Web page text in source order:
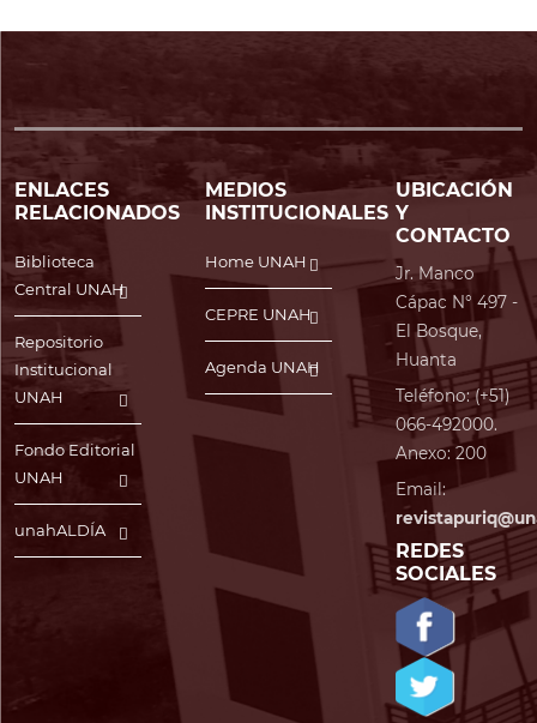
ENLACES
RELACIONADOS
Biblioteca
Central UNAH
Repositorio
Institucional
UNAH
Fondo Editorial
UNAH
unahALDÍA
MEDIOS
INSTITUCIONALES
Home UNAH
CEPRE UNAH
Agenda UNAH
UBICACIÓN
Y
CONTACTO
Jr. Manco
Cápac N° 497 -
El Bosque,
Huanta
Teléfono: (+51)
066-492000.
Anexo: 200
Email:
REDES
SOCIALES